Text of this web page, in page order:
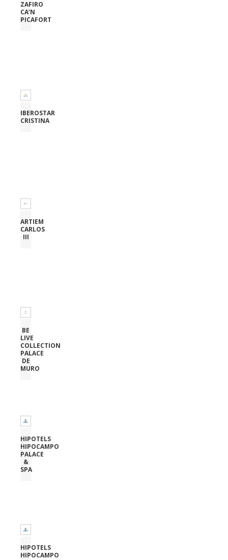
ZAFIRO
CA’N
PICAFORT
IBEROSTAR
CRISTINA
ARTIEM
CARLOS
III
BE
LIVE
COLLECTION
PALACE
DE
MURO
HIPOTELS
HIPOCAMPO
PALACE
&
SPA
HIPOTELS
HIPOCAMPO